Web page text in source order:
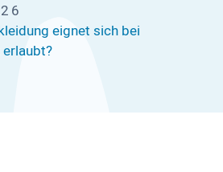
eignet sich bei